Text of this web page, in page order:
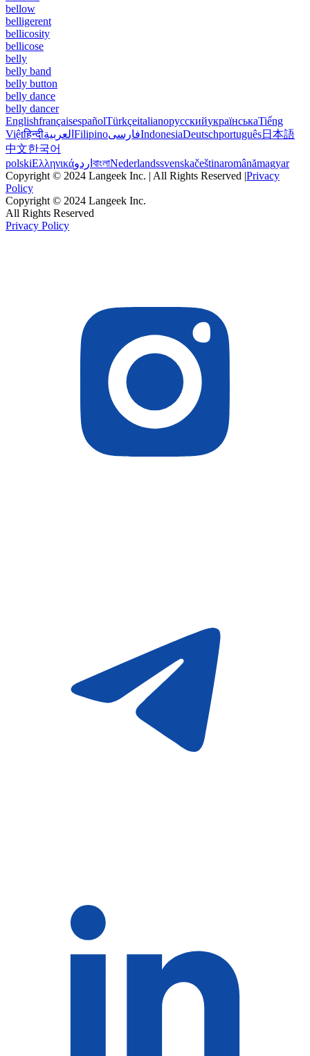
bellow
belligerent
bellicosity
bellicose
belly
belly band
belly button
belly dance
belly dancer
EnglishfrançaisespañolTürkçeitalianoрусскийукраїнськаTiếng
Việtहिन्दीالعربية FilipinoفارسیIndonesiaDeutschportuguês日本語
中文한국어
polskiΕλληνικάاردو বাংলাNederlandssvenskačeštinaromânămagyar
Copyright © 2024 Langeek Inc. | All Rights Reserved |Privacy
Policy
Copyright © 2024 Langeek Inc.
All Rights Reserved
Privacy Policy